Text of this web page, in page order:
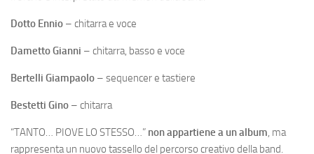
Dotto Ennio – chitarra e voce
Dametto Gianni – chitarra, basso e voce
Bertelli Giampaolo – sequencer e tastiere
Bestetti Gino – chitarra
“TANTO… PIOVE LO STESSO…” non appartiene a un album, ma
rappresenta un nuovo tassello del percorso creativo della band.